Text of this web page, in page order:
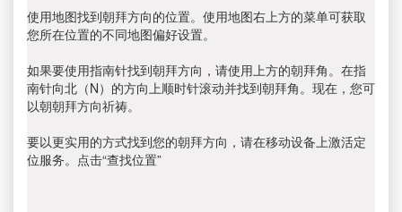
使用地图找到朝拜方向的位置。使用地图右上方的菜单可获取
您所在位置的不同地图偏好设置。
如果要使用指南针找到朝拜方向，请使用上方的朝拜角。在指
南针向北（N）的方向上顺时针滚动并找到朝拜角。现在，您可
以朝朝拜方向祈祷。
要以更实用的方式找到您的朝拜方向，请在移动设备上激活定
位服务。点击“查找位置”